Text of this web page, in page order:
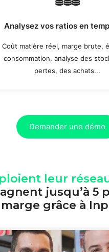
Analysez vos ratios en
Coût matière réel, marge brute,
consommation, analyse des
pertes, des achats...
Demander une démo
leur
jusqu’à 5
marge grâce à